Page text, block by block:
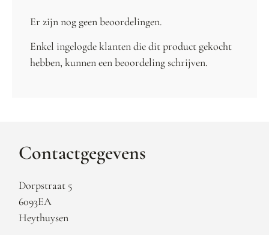
Er zijn nog geen beoordelingen.
Enkel ingelogde klanten die dit product gekocht
hebben, kunnen een beoordeling schrijven.
Contactgegevens
Dorpstraat 5
6093EA
Heythuysen